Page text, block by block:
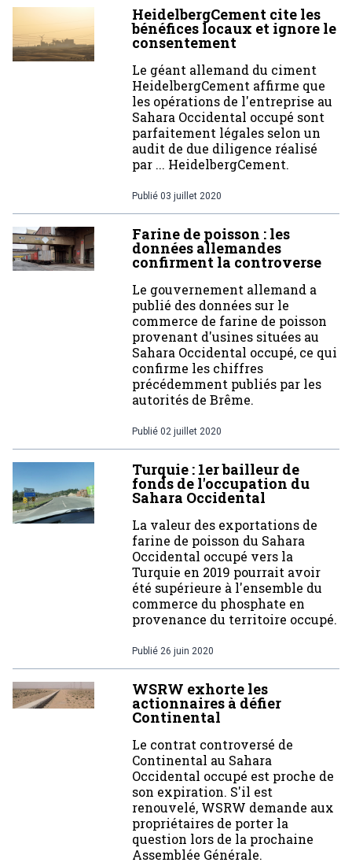
HeidelbergCement cite les
bénéfices locaux et ignore le
consentement
Le géant allemand du ciment
HeidelbergCement affirme que
les opérations de l'entreprise au
Sahara Occidental occupé sont
parfaitement légales selon un
audit de due diligence réalisé
par ... HeidelbergCement.
Publié 03 juillet 2020
Farine de poisson : les
données allemandes
confirment la controverse
Le gouvernement allemand a
publié des données sur le
commerce de farine de poisson
provenant d'usines situées au
Sahara Occidental occupé, ce qui
confirme les chiffres
précédemment publiés par les
autorités de Brême.
Publié 02 juillet 2020
Turquie : 1er bailleur de
fonds de l'occupation du
Sahara Occidental
La valeur des exportations de
farine de poisson du Sahara
Occidental occupé vers la
Turquie en 2019 pourrait avoir
été supérieure à l'ensemble du
commerce du phosphate en
provenance du territoire occupé.
Publié 26 juin 2020
WSRW exhorte les
actionnaires à défier
Continental
Le contrat controversé de
Continental au Sahara
Occidental occupé est proche de
son expiration. S'il est
renouvelé, WSRW demande aux
propriétaires de porter la
question lors de la prochaine
Assemblée Générale.